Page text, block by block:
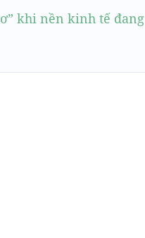
khi nền kinh tế đang